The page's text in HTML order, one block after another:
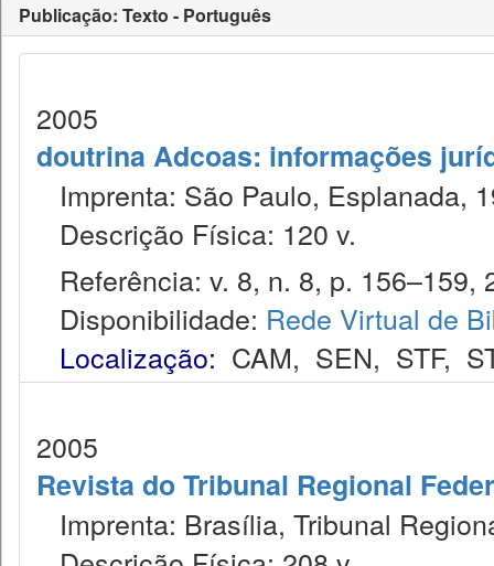
Publicação: Texto - Português
2005
doutrina Adcoas: informações
Imprenta: São Paulo, Esplanada,
Descrição Física: 120 v.
Referência: v. 8, n. 8, p. 156–159,
Disponibilidade: Rede Virtual de
Localização: CAM, SEN, STF,
2005
Revista do Tribunal Regional
Imprenta: Brasília, Tribunal